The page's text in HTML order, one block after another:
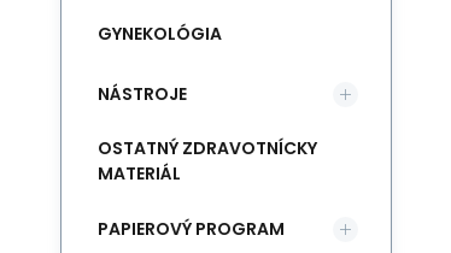
GYNEKOLÓGIA
NÁSTROJE
OSTATNÝ ZDRAVOTNÍCKY
MATERIÁL
PAPIEROVÝ PROGRAM